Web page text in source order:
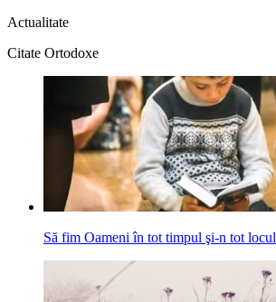
Actualitate
Citate Ortodoxe
Să fim Oameni în tot timpul şi-n tot locul